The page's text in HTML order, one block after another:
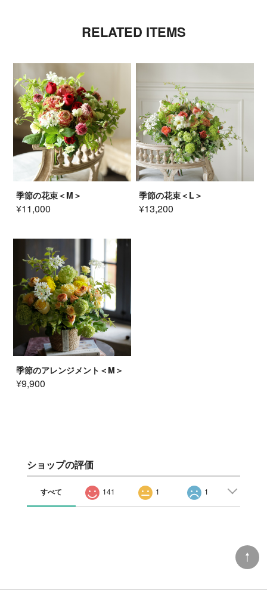
RELATED ITEMS
季節の花束＜M＞
¥11,000
季節の花束＜L＞
¥13,200
季節のアレンジメント＜M＞
¥9,900
ショップの評価
すべて 141 1 1